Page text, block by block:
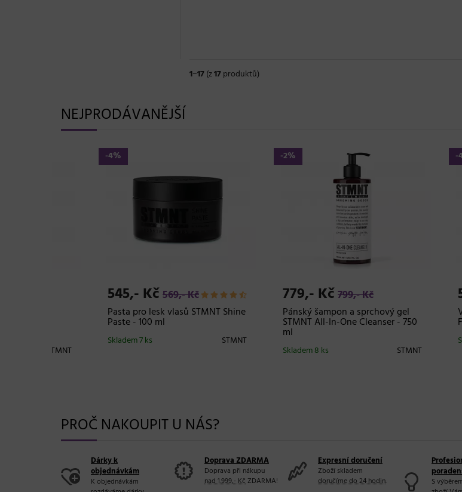
1−17(z17produktů)
NEJPRODÁVANĚJŠÍ
545,- Kč569,- Kč
Pasta pro lesk vlasů STMNT Shine
Paste - 100 ml
Skladem 7 ks
779,- Kč799,- Kč
Pánský šampon a sprchový gel
STMNT All-In-One Cleanser - 750
Skladem 8 ks
Vláknitá
Fiber
Skladem 13
PROČ NAKOUPIT U NÁS?
Dárky k
objednávkám
K objednávkám
Doprava ZDARMA
Doprava při nákupu
nad 1.999,- KčZDARMA!
Expresní doručení
Zboží skladem
doručíme do 24 hodin.
S